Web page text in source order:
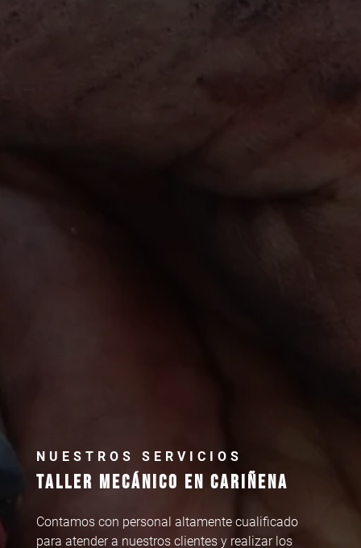
NUESTROS SERVICIOS
TALLER MECÁNICO EN CARIÑENA
Contamos con personal altamente cualificado
para atender a nuestros clientes y realizar los